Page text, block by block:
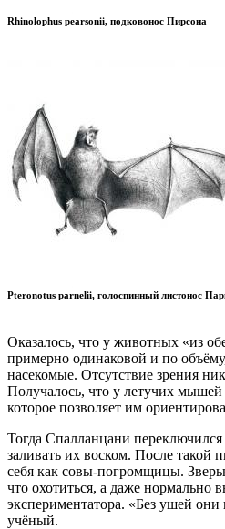
Rhinolophus pearsonii, подковонос Пирсона
Pteronotus parnelii, голоспинный листонос
Оказалось, что у животных «из
примерно одинаковой и по
насекомые. Отсутствие зрения
Получалось, что у летучих мышей
которое позволяет им
Тогда Спалланцани
заливать их воском. После такой
себя как совы-погромщицы.
что охотиться, а даже нормально
экспериментатора. «Без ушей
учёный.